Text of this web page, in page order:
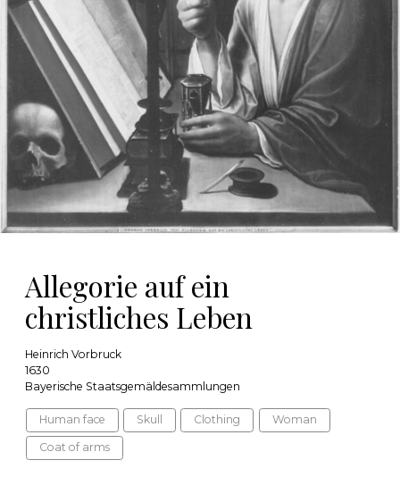
Allegorie auf ein
christliches Leben
Heinrich Vorbruck
1630
Bayerische Staatsgemäldesammlungen
Human face Skull Clothing Woman
Coat of arms